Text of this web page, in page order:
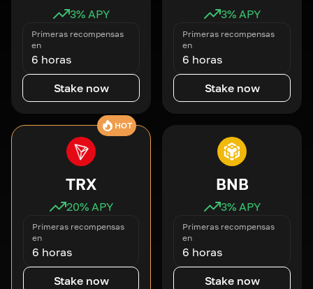
3% APY
Primeras recompensas
en
6 horas
Stake now
3% APY
Primeras recompensas
en
6 horas
Stake now
HOT
TRX
20% APY
Primeras recompensas
en
6 horas
Stake now
BNB
3% APY
Primeras recompensas
en
6 horas
Stake now